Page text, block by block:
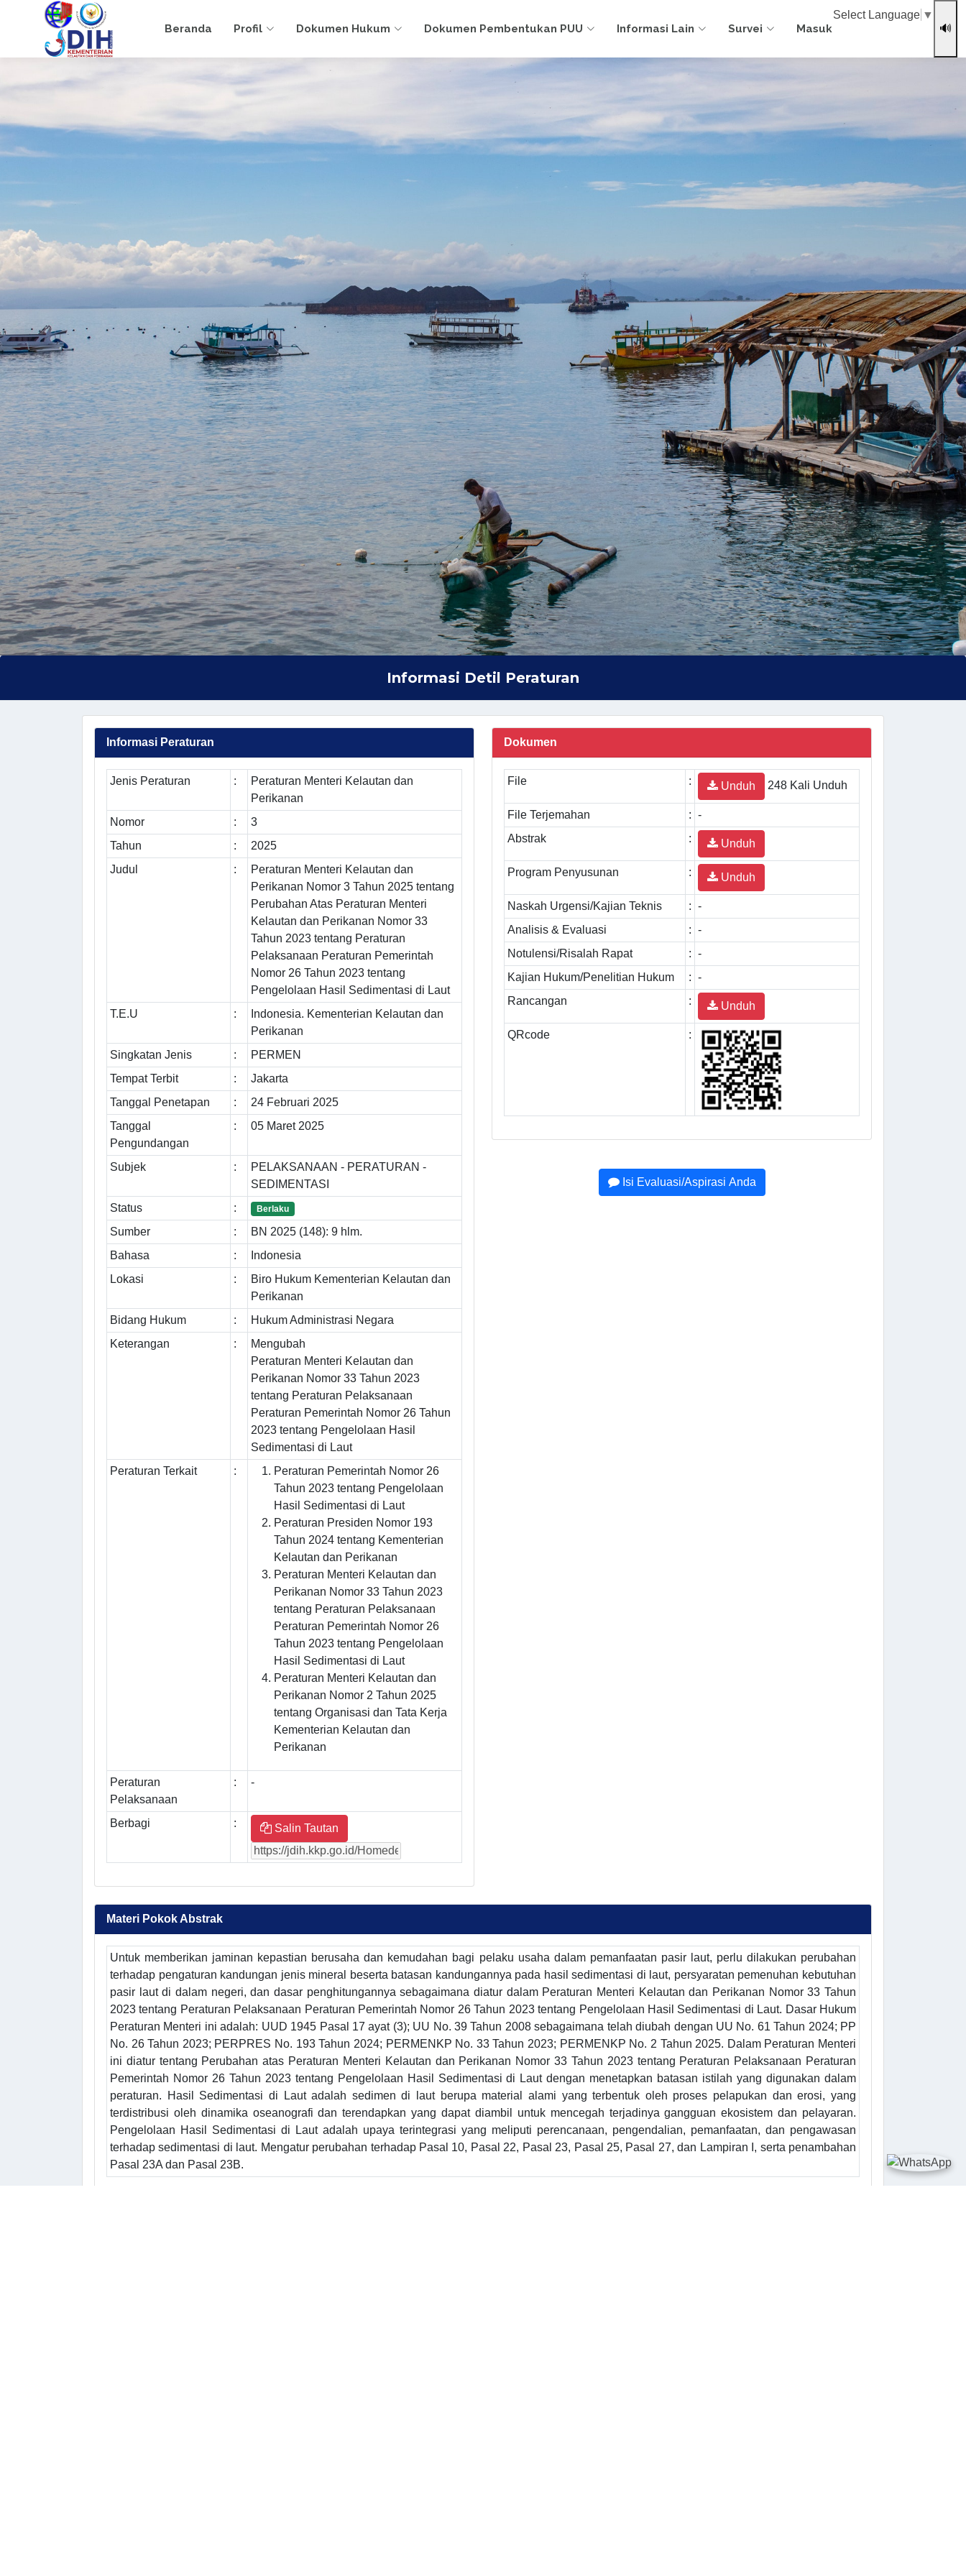
Beranda Profil Dokumen Hukum Dokumen Pembentukan PUU Informasi Lain Survei Masuk
Select Language ▼
🔊
Informasi Detil Peraturan
Informasi Peraturan
Jenis Peraturan :
Peraturan Menteri Kelautan dan
Perikanan
Nomor
:
3
Tahun
:
2025
Judul
:
Peraturan Menteri Kelautan dan
Perikanan Nomor 3 Tahun 2025 tentang
Perubahan Atas Peraturan Menteri
Kelautan dan Perikanan Nomor 33
Tahun 2023 tentang Peraturan
Pelaksanaan Peraturan Pemerintah
Nomor 26 Tahun 2023 tentang
Pengelolaan Hasil Sedimentasi di Laut
T.E.U
:
Indonesia. Kementerian Kelautan dan
Perikanan
Singkatan Jenis
:
PERMEN
Tempat Terbit
:
Jakarta
Tanggal Penetapan
:
24 Februari 2025
Tanggal
Pengundangan
: 05 Maret 2025
Subjek :
PELAKSANAAN - PERATURAN -
SEDIMENTASI
Status
: Berlaku
Sumber :
BN 2025 (148): 9 hlm.
Bahasa
:
Indonesia
Lokasi
:
Biro Hukum Kementerian Kelautan dan
Perikanan
Bidang Hukum
:
Hukum Administrasi Negara
Keterangan
:
Mengubah
Peraturan Menteri Kelautan dan
Perikanan Nomor 33 Tahun 2023
tentang Peraturan Pelaksanaan
Peraturan Pemerintah Nomor 26 Tahun
2023 tentang Pengelolaan Hasil
Sedimentasi di Laut
Peraturan Terkait
:
Peraturan Pemerintah Nomor 26
Tahun 2023 tentang Pengelolaan
Hasil Sedimentasi di Laut
Peraturan Presiden Nomor 193
Tahun 2024 tentang Kementerian
Kelautan dan Perikanan
Peraturan Menteri Kelautan dan
Perikanan Nomor 33 Tahun 2023
tentang Peraturan Pelaksanaan
Peraturan Pemerintah Nomor 26
Tahun 2023 tentang Pengelolaan
Hasil Sedimentasi di Laut
Peraturan Menteri Kelautan dan
Perikanan Nomor 2 Tahun 2025
tentang Organisasi dan Tata Kerja
Kementerian Kelautan dan
Perikanan
Peraturan
Pelaksanaan
: -
Berbagi : Salin Tautan
Dokumen
File : Unduh 248 Kali Unduh
File Terjemahan : -
Abstrak
: Unduh
Program Penyusunan : Unduh
Naskah Urgensi/Kajian Teknis : -
Analisis & Evaluasi
: -
Notulensi/Risalah Rapat
: -
Kajian Hukum/Penelitian Hukum
: -
Rancangan
: Unduh
QRcode :
Isi Evaluasi/Aspirasi Anda
Materi Pokok Abstrak
Untuk memberikan jaminan kepastian berusaha dan kemudahan bagi pelaku usaha dalam pemanfaatan pasir laut, perlu dilakukan perubahan
terhadap pengaturan kandungan jenis mineral beserta batasan kandungannya pada hasil sedimentasi di laut, persyaratan pemenuhan kebutuhan
pasir laut di dalam negeri, dan dasar penghitungannya sebagaimana diatur dalam Peraturan Menteri Kelautan dan Perikanan Nomor 33 Tahun
2023 tentang Peraturan Pelaksanaan Peraturan Pemerintah Nomor 26 Tahun 2023 tentang Pengelolaan Hasil Sedimentasi di Laut. Dasar Hukum
Peraturan Menteri ini adalah: UUD 1945 Pasal 17 ayat (3); UU No. 39 Tahun 2008 sebagaimana telah diubah dengan UU No. 61 Tahun 2024; PP
No. 26 Tahun 2023; PERPRES No. 193 Tahun 2024; PERMENKP No. 33 Tahun 2023; PERMENKP No. 2 Tahun 2025. Dalam Peraturan Menteri
ini diatur tentang Perubahan atas Peraturan Menteri Kelautan dan Perikanan Nomor 33 Tahun 2023 tentang Peraturan Pelaksanaan Peraturan
Pemerintah Nomor 26 Tahun 2023 tentang Pengelolaan Hasil Sedimentasi di Laut dengan menetapkan batasan istilah yang digunakan dalam
peraturan. Hasil Sedimentasi di Laut adalah sedimen di laut berupa material alami yang terbentuk oleh proses pelapukan dan erosi, yang
terdistribusi oleh dinamika oseanografi dan terendapkan yang dapat diambil untuk mencegah terjadinya gangguan ekosistem dan pelayaran.
Pengelolaan Hasil Sedimentasi di Laut adalah upaya terintegrasi yang meliputi perencanaan, pengendalian, pemanfaatan, dan pengawasan
terhadap sedimentasi di laut. Mengatur perubahan terhadap Pasal 10, Pasal 22, Pasal 23, Pasal 25, Pasal 27, dan Lampiran I, serta penambahan
Pasal 23A dan Pasal 23B.